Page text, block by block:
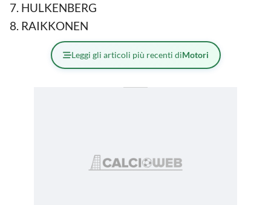
HULKENBERG
RAIKKONEN
Leggi gli articoli più recenti diMotori